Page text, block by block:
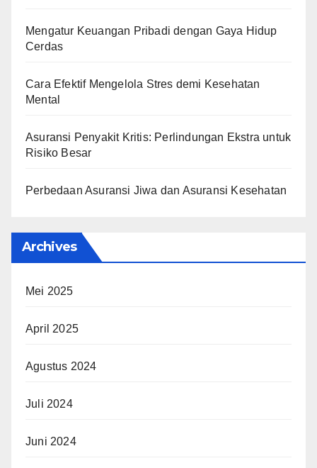
Mengatur Keuangan Pribadi dengan Gaya Hidup
Cerdas
Cara Efektif Mengelola Stres demi Kesehatan
Mental
Asuransi Penyakit Kritis: Perlindungan Ekstra untuk
Risiko Besar
Perbedaan Asuransi Jiwa dan Asuransi Kesehatan
Archives
Mei 2025
April 2025
Agustus 2024
Juli 2024
Juni 2024